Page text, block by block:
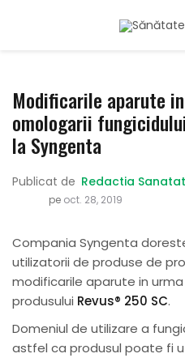
Modificarile aparute
omologarii
la Syngenta
Publicat de Redactia
pe oct. 28, 2019
Compania Syngenta
utilizatorii de produse de
modificarile aparute in
produsului Revus® 250 SC.
Domeniul de utilizare a
astfel ca produsul poate fi